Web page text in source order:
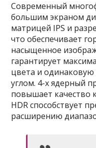
Современный
большим экраном
матрицей IPS и
что обеспечивает
насыщенное
гарантирует
цвета и
углом. 4-х ядерный
повышает качество
HDR способствует
расширению